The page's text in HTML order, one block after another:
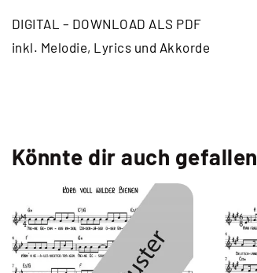
DIGITAL – DOWNLOAD ALS PDF
inkl. Melodie, Lyrics und Akkorde
Könnte dir auch gefallen